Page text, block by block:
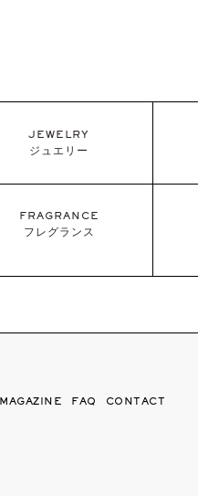
JEWELRY
ジュエリー
FRAGRANCE
フレグランス
MAGAZINE FAQ CONTACT